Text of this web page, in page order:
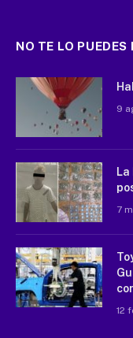
NO TE LO PUEDES
9
7
12